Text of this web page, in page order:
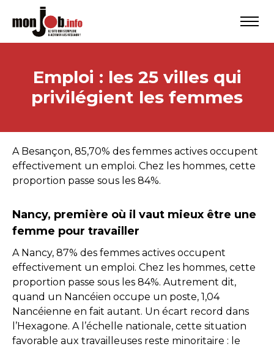
Emploi : les 25 villes qui
privilégient les femmes
A Besançon, 85,70% des femmes actives occupent
effectivement un emploi. Chez les hommes, cette
proportion passe sous les 84%.
Nancy, première où il vaut mieux être une
femme pour travailler
A Nancy, 87% des femmes actives occupent
effectivement un emploi. Chez les hommes, cette
proportion passe sous les 84%. Autrement dit,
quand un Nancéien occupe un poste, 1,04
Nancéienne en fait autant. Un écart record dans
l’Hexagone. A l’échelle nationale, cette situation
favorable aux travailleuses reste minoritaire : le